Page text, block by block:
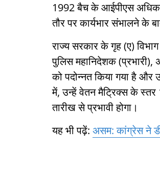
1992 बैच के आईपीएस
तौर पर कार्यभार संभालने के
राज्य सरकार के गृह (ए)
पुलिस महानिदेशक
को पदोन्नत किया गया है
में, उन्हें वेतन मैट्रिक्स के स्तर
तारीख से प्रभावी होगा।
यह भी पढ़ें: असम: कांग्रेस ने